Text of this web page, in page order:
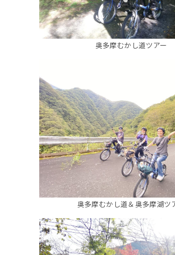
奥多摩むかし道ツアー
奥多摩むかし道＆奥多摩湖ツ